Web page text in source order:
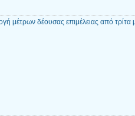
μέτρων δέουσας επιμέλειας από